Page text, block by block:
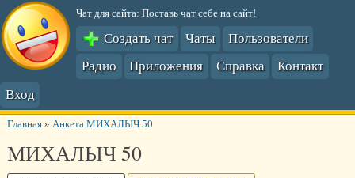
Чат для сайта: Поставь чат себе на сайт!
Создать чат Чаты
Пользователи
Радио
Приложения Справка
Контакт
Вход
Главная» Анкета МИХАЛЫЧ 50
МИХАЛЫЧ 50